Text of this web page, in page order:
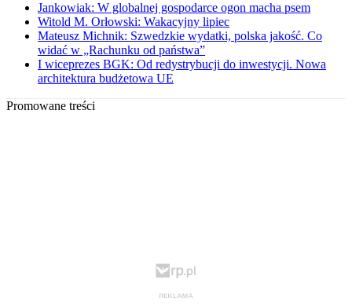
Jankowiak: W globalnej gospodarce ogon macha psem
Witold M. Orłowski: Wakacyjny lipiec
Mateusz Michnik: Szwedzkie wydatki, polska jakość. Co
widać w „Rachunku od państwa”
I wiceprezes BGK: Od redystrybucji do inwestycji. Nowa
architektura budżetowa UE
Promowane treści